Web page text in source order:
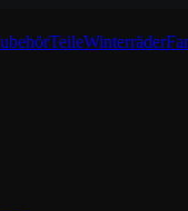
TeileWinterräder